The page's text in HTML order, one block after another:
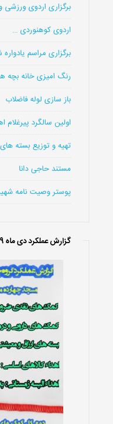
برگزاری اردوی ورزشی
اردوی کوهنوردی …
برگزاری مراسم
رنگ امیزی خانه بچه
باز سازی لوله فاضلاب
اولین سالگرد پیرغلام
تهیه و توزیع بسته
مستند حاجی دانا
پوستر وصیت نامه
گزارش عملکرد دی ماه 99